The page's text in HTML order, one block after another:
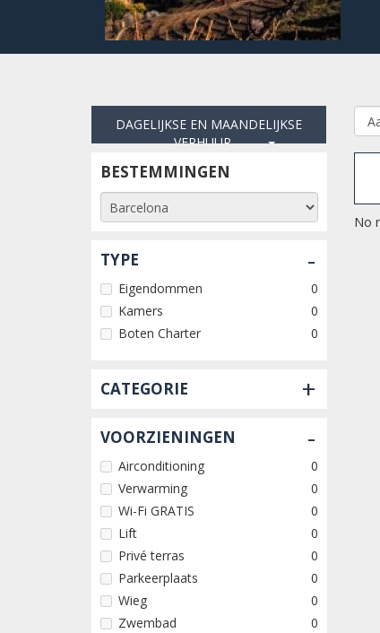
DAGELIJKSE EN MAANDELIJKSE
VERHUUR
BESTEMMINGEN
TYPE -
Eigendommen
0
Kamers
0
Boten Charter
0
CATEGORIE +
VOORZIENINGEN -
Airconditioning
0
Verwarming
0
Wi-Fi GRATIS
0
Lift
0
Privé terras
0
Parkeerplaats
0
Wieg
0
Zwembad
0
No